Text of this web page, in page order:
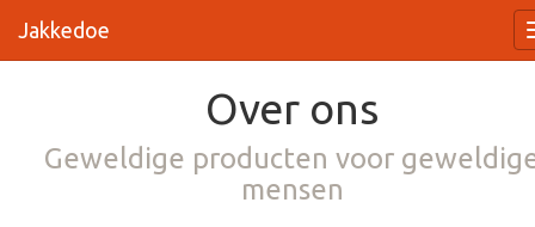
Jakkedoe
Over ons
Geweldige producten voor
mensen